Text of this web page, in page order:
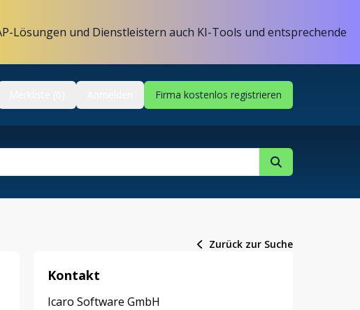
Lösungen und Dienstleistern auch KI-Tools und entsprechende
Firma kostenlos registrieren
Zurück zur Suche
Kontakt
Icaro Software GmbH